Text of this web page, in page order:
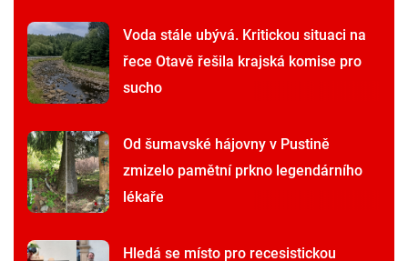
Voda stále ubývá. Kritickou situaci na
řece Otavě řešila krajská komise pro
sucho
Od šumavské hájovny v Pustině
zmizelo pamětní prkno legendárního
lékaře
Hledá se místo pro recesistickou